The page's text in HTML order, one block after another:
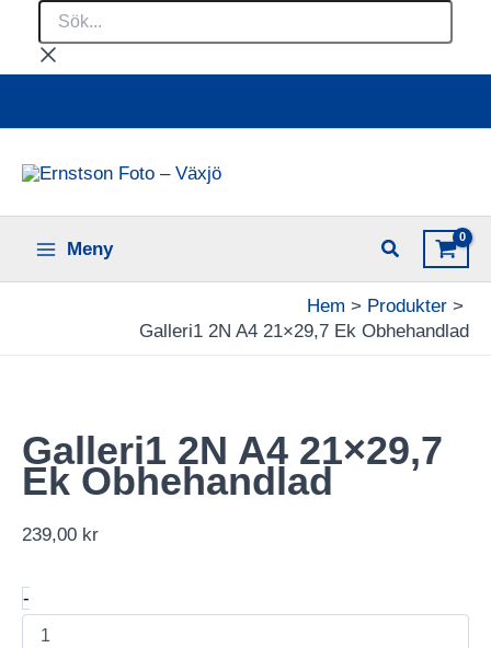
innehåll
Sök...
Meny
Hem
Produkter
Galleri1 2N A4 21×29,7 Ek Obhehandlad
Galleri1 2N A4 21×29,7
Ek Obhehandlad
239,00 kr
-Galleri1
2N
A4